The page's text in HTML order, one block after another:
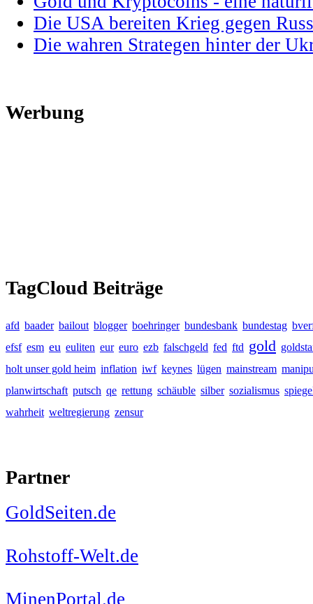
Die USA bereiten Krieg gegen
Die wahren Strategen hinter der
Werbung
TagCloud Beiträge
afd baader bailout blogger boehringer bundesbank bundestag
efsf esm eu euliten eur euro ezb falschgeld fed ftd gold
holt unser gold heim inflation iwf keynes lügen mainstream
planwirtschaft putsch qe rettung schäuble silber sozialismus
wahrheit weltregierung zensur
Partner
GoldSeiten.de
Rohstoff-Welt.de
MinenPortal.de